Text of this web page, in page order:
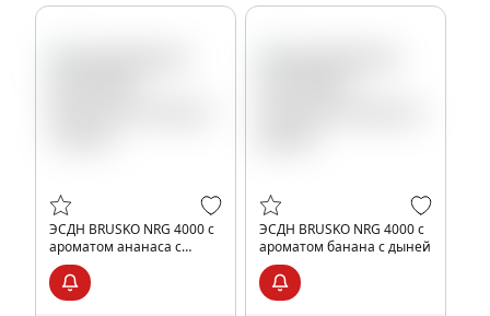
ЭСДН BRUSKO NRG 4000 с
ароматом ананаса с
манго
ЭСДН BRUSKO NRG 4000 с
ароматом банана с дыней